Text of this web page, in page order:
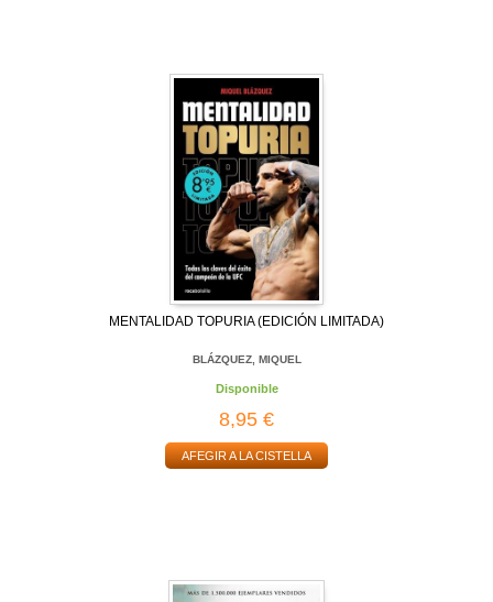
MENTALIDAD TOPURIA (EDICIÓN LIMITADA)
BLÁZQUEZ, MIQUEL
Disponible
8,95 €
AFEGIR A LA CISTELLA